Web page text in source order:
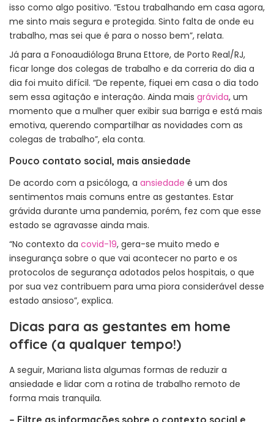
isso como algo positivo. “Estou trabalhando em casa agora,
me sinto mais segura e protegida. Sinto falta de onde eu
trabalho, mas sei que é para o nosso bem”, relata.
Já para a Fonoaudióloga Bruna Ettore, de Porto Real/RJ,
ficar longe dos colegas de trabalho e da correria do dia a
dia foi muito difícil. “De repente, fiquei em casa o dia todo
sem essa agitação e interação. Ainda mais grávida, um
momento que a mulher quer exibir sua barriga e está mais
emotiva, querendo compartilhar as novidades com as
colegas de trabalho”, ela conta.
Pouco contato social, mais ansiedade
De acordo com a psicóloga, a ansiedade é um dos
sentimentos mais comuns entre as gestantes. Estar
grávida durante uma pandemia, porém, fez com que esse
estado se agravasse ainda mais.
“No contexto da covid-19, gera-se muito medo e
insegurança sobre o que vai acontecer no parto e os
protocolos de segurança adotados pelos hospitais, o que
por sua vez contribuem para uma piora considerável desse
estado ansioso”, explica.
Dicas para as gestantes em home
office (a qualquer tempo!)
A seguir, Mariana lista algumas formas de reduzir a
ansiedade e lidar com a rotina de trabalho remoto de
forma mais tranquila.
– Filtre as informações sobre o contexto social e